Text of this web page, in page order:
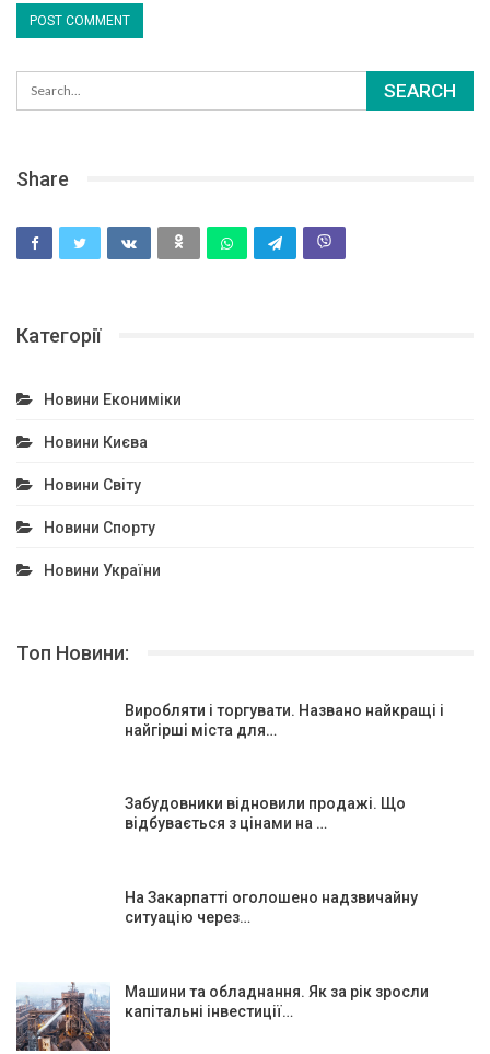
Share
Категорії
Новини Екониміки
Новини Києва
Новини Світу
Новини Спорту
Новини України
Топ Новини:
Виробляти і торгувати. Названо найкращі і
найгірші міста для…
Забудовники відновили продажі. Що
відбувається з цінами на …
На Закарпатті оголошено надзвичайну
ситуацію через…
Машини та обладнання. Як за рік зросли
капітальні інвестиції…